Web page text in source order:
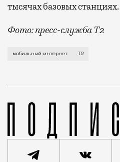
тысячах базовых станциях.
Фото: пресс-служба Т2
Мобильный оператор Т2
мобильный интернет Т2